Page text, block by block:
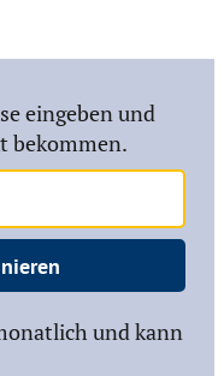
eingeben und
bekommen.
und kann